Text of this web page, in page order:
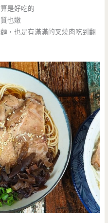
是好吃的
也嫩
，也是有滿滿的叉燒肉吃到翻